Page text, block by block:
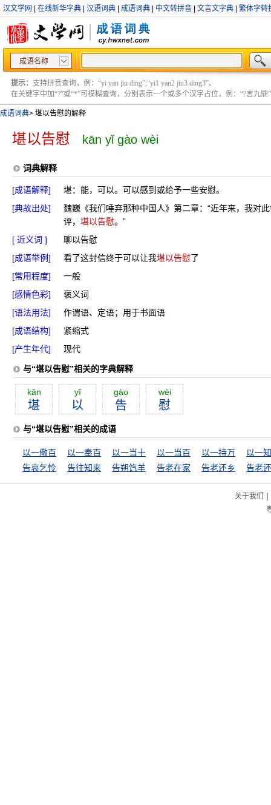
汉文学网 在线新华字典 汉语词典 成语词典 中文转拼音 文言文字典 繁体字转
成语名称
提示： 支持拼音查询，例：“yi yan jiu ding”;“yi1 yan2 jiu3 ding3”。
在关键字中加“?”或“*”可模糊查询，分别表示一个或多个汉字占位，例：“?言九鼎”
成语词典> 堪以告慰的解释
堪以告慰 kān yǐ gào wèi
词典解释
[成语解释]
堪：能，可以。可以感到或给予一些安慰。
[典故出处]
魏巍《我们唾弃那种中国人》第二章：“近年来，我对
评， 堪以告慰。”
[ 近义词 ]
聊以告慰
[成语举例]
看了这封信终于可以让我堪以告慰了
[常用程度]
一般
[感情色彩]
褒义词
[语法用法]
作谓语、定语；用于书面语
[成语结构]
紧缩式
[产生年代]
现代
与“堪以告慰”相关的字典解释
kān
堪
yĭ
以
gào
告
wèi
慰
与“堪以告慰”相关的成语
以一儆百 以一奉百 以一当十 以一当百 以一持万
以一
告哀乞怜
告往知来 告朔饩羊 告老在家 告老还乡 告老
关于我们 |